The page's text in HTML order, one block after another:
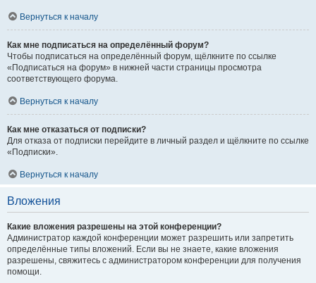
Вернуться к началу
Как мне подписаться на определённый форум?
Чтобы подписаться на определённый форум, щёлкните по ссылке
«Подписаться на форум» в нижней части страницы просмотра
соответствующего форума.
Вернуться к началу
Как мне отказаться от подписки?
Для отказа от подписки перейдите в личный раздел и щёлкните по ссылке
«Подписки».
Вернуться к началу
Вложения
Какие вложения разрешены на этой конференции?
Администратор каждой конференции может разрешить или запретить
определённые типы вложений. Если вы не знаете, какие вложения
разрешены, свяжитесь с администратором конференции для получения
помощи.